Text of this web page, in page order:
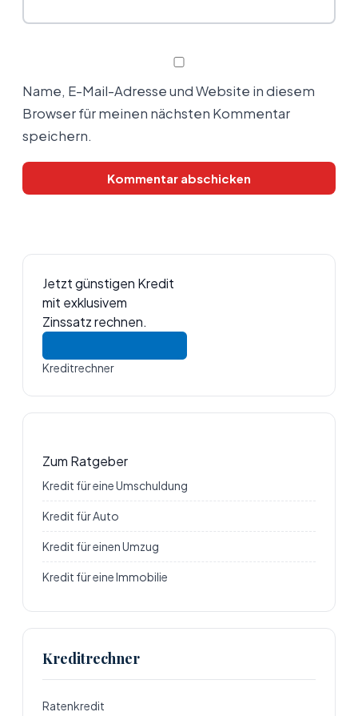
Name, E-Mail-Adresse und Website in diesem
Browser für meinen nächsten Kommentar
speichern.
Jetzt günstigen Kredit
mit exklusivem
Zinssatz rechnen.
Kreditrechner
Zum Ratgeber
Kredit für eine Umschuldung
Kredit für Auto
Kredit für einen Umzug
Kredit für eine Immobilie
Kreditrechner
Ratenkredit